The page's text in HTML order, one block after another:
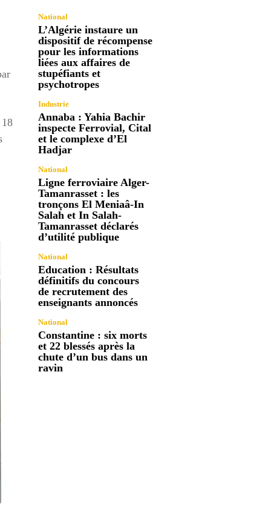
National
L’Algérie instaure un
dispositif de récompense
pour les informations
liées aux affaires de
stupéfiants et
psychotropes
Industrie
Annaba : Yahia Bachir
inspecte Ferrovial, Cital
et le complexe d’El
Hadjar
National
Ligne ferroviaire Alger-
Tamanrasset : les
tronçons El Meniaâ-In
Salah et In Salah-
Tamanrasset déclarés
d’utilité publique
National
Education : Résultats
définitifs du concours
de recrutement des
enseignants annoncés
National
Constantine : six morts
et 22 blessés après la
chute d’un bus dans un
ravin